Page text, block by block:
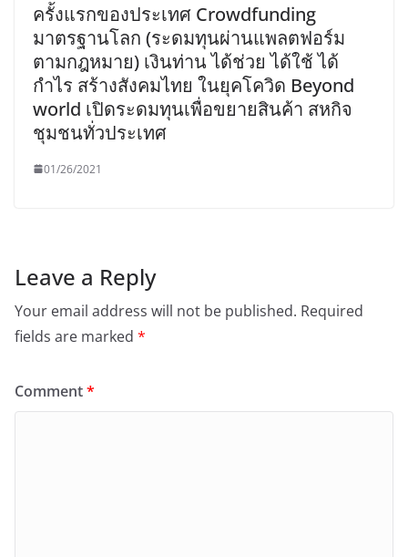
ครั้งแรกของประเทศ Crowdfunding
มาตรฐานโลก (ระดมทุนผ่านแพลตฟอร์ม
ตามกฎหมาย) เงินท่าน ได้ช่วย ได้ใช้ ได้
กำไร สร้างสังคมไทย ในยุคโควิด Beyond
world เปิดระดมทุนเพื่อขยายสินค้า สหกิจ
ชุมชนทั่วประเทศ
01/26/2021
Leave a Reply
Your email address will not be published. Required
fields are marked *
Comment*